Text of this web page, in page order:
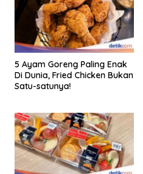
5 Ayam Goreng Paling Enak
Di Dunia, Fried Chicken Bukan
Satu-satunya!